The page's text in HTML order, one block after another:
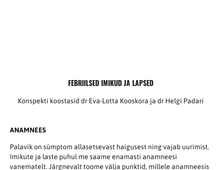
FEBRIILSED IMIKUD JA LAPSED
Konspekti koostasid dr Eva-Lotta Kooskora ja dr Helgi Padari
ANAMNEES
Palavik on sümptom allasetsevast haigusest ning vajab uurimist.
Imikute ja laste puhul me saame enamasti anamneesi
vanematelt. Järgnevalt toome välja punktid, millele anamneesis